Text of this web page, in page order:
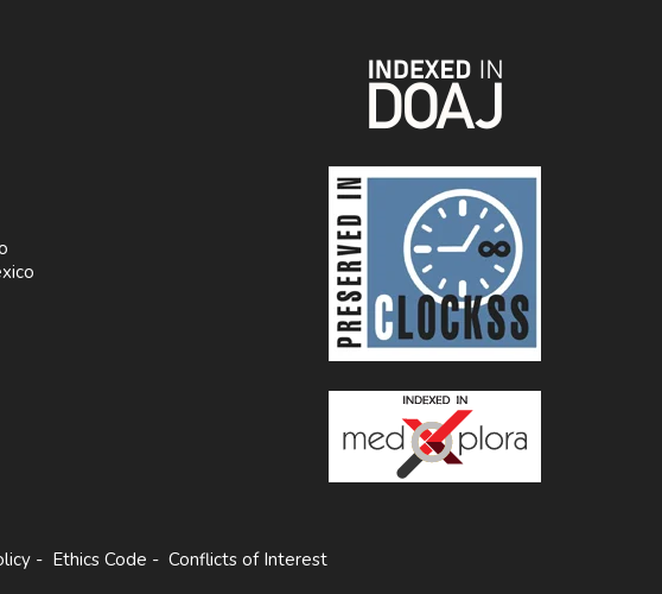
- Ethics Code - Conflicts of Interest